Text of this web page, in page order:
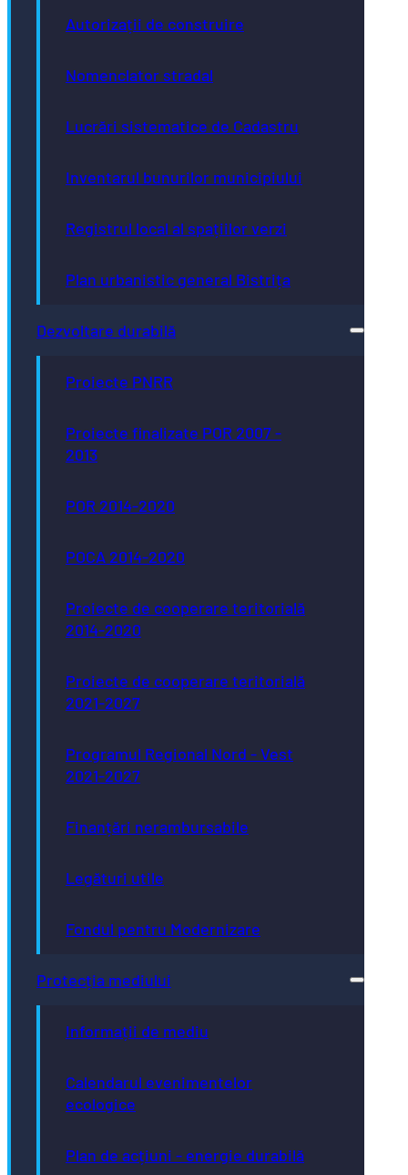
Autorizații de construire
Nomenclator stradal
Lucrări sistematice de Cadastru
Inventarul bunurilor municipiului
Registrul local al spațiilor verzi
Plan urbanistic general Bistrița
Dezvoltare durabilă
Proiecte PNRR
Proiecte finalizate POR 2007 -
2013
POR 2014-2020
POCA 2014-2020
Proiecte de cooperare teritorială
2014-2020
Proiecte de cooperare teritorială
2021-2027
Programul Regional Nord - Vest
2021-2027
Finanțări nerambursabile
Legături utile
Fondul pentru Modernizare
Protecția mediului
Informații de mediu
Calendarul evenimentelor
ecologice
Plan de acțiuni - energie durabilă